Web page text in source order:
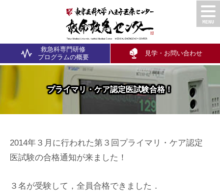
救急科専門研修
プログラムの概要
見学・お問い合わせ
プライマリ・ケア認定医試験合格！
2014年３月に行われた第３回プライマリ・ケア認定
医試験の合格通知が来ました！
３名が受験して，全員合格できました．